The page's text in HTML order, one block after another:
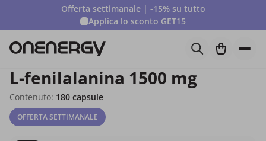
Offerta settimanale | -15% su tutto
Applica lo sconto GET15
L-fenilalanina 1500 mg
Contenuto: 180 capsule
OFFERTA SETTIMANALE